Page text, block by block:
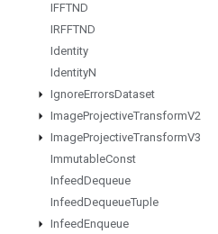
IFFTND
IRFFTND
Identity
IdentityN
IgnoreErrorsDataset
ImageProjectiveTransformV2
ImageProjectiveTransformV3
ImmutableConst
InfeedDequeue
InfeedDequeueTuple
InfeedEnqueue